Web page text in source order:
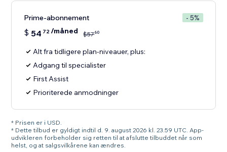
Prime-abonnement - 5%
$ 54 72/måned $5760
Alt fra tidligere plan-niveauer, plus:
Adgang til specialister
First Assist
Prioriterede anmodninger
* Prisen er i USD.
* Dette tilbud er gyldigt indtil d. 9. august 2026 kl. 23.59 UTC. App-
udvikleren forbeholder sig retten til at afslutte tilbuddet når som
helst, og at salgsvilkårene kan ændres.